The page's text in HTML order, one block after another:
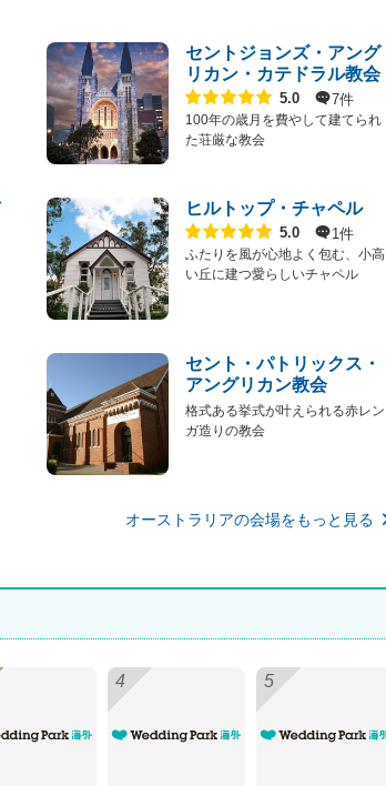
セントジョンズ・アング
リカン・カテドラル教会
点数
5.0 7件
100年の歳月を費やして建てられ
た荘厳な教会
ヒルトップ・チャペル
点数
5.0 1件
ふたりを風が心地よく包む、小高
い丘に建つ愛らしいチャペル
セント・パトリックス・
アングリカン教会
格式ある挙式が叶えられる赤レン
ガ造りの教会
オーストラリアの会場をもっと見る